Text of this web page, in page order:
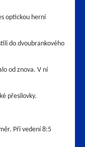
optickou herní
do dvoubrankového
od znova. V ní
přesilovky.
Při vedení 8:5